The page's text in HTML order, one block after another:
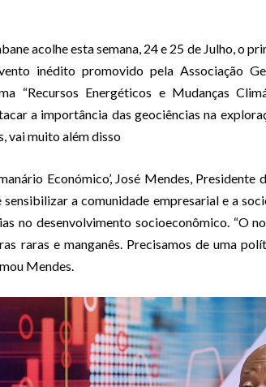
acolhe esta semana, 24 e 25 de Julho, o
inédito promovido pela Associação
“Recursos Energéticos e Mudanças
a importância das geociências na
vai muito além disso
Económico’, José Mendes,
a comunidade empresarial e a
no desenvolvimento socioeconômico. “O
raras e manganês. Precisamos de uma
Mendes.